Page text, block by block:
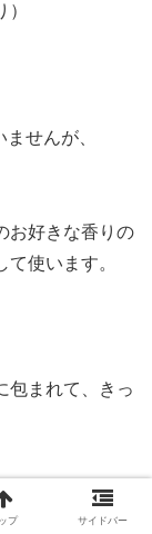
せんが、
お好きな香りの
使います。
包まれて、きっ
プ サイドバー